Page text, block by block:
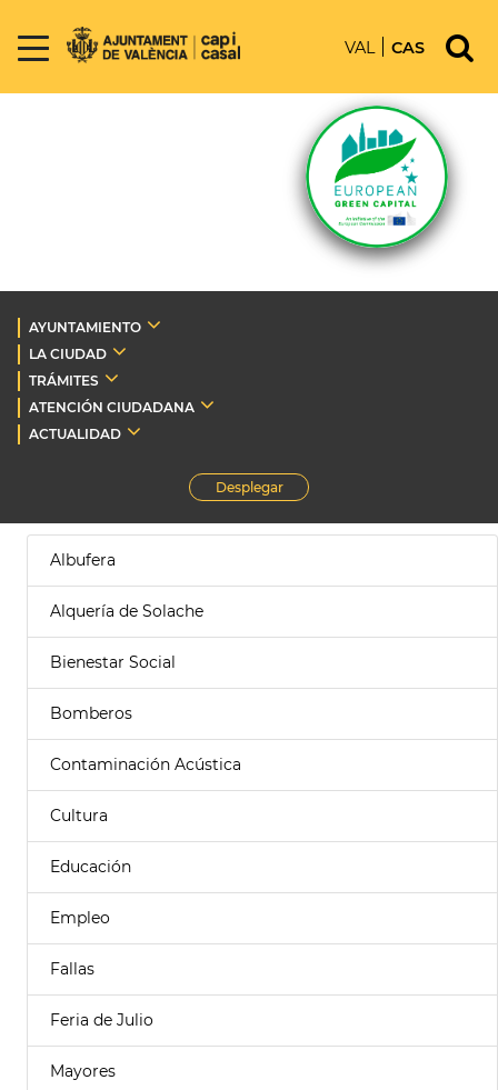
VAL CAS
AYUNTAMIENTO
LA CIUDAD
TRÁMITES
ATENCIÓN CIUDADANA
ACTUALIDAD
Desplegar
Albufera
Alquería de Solache
Bienestar Social
Bomberos
Contaminación Acústica
Cultura
Educación
Empleo
Fallas
Feria de Julio
Mayores